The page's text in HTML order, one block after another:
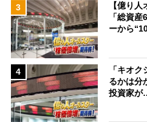
3
【億り
「総資
ーから
4
「キオ
るかは分
投資家